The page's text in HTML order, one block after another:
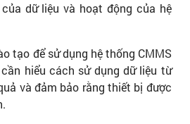
dữ liệu và hoạt động của hệ
tạo để sử dụng hệ thống CMMS
hiểu cách sử dụng dữ liệu từ
và đảm bảo rằng thiết bị được